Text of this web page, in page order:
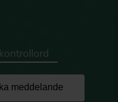
meddelande